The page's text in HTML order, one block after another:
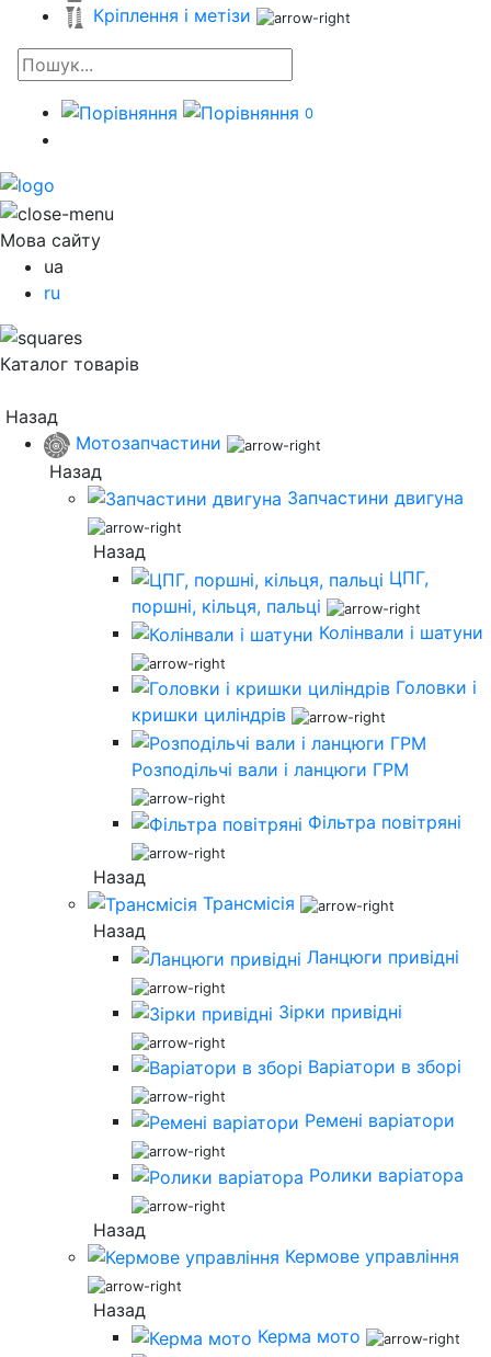
Кріплення і метізи
0
Мова сайту
ua
ru
Каталог товарів
Назад
Мотозапчастини
Назад
Запчастини двигуна
Назад
ЦПГ,
поршні, кільця, пальці
Колінвали і шатуни
Головки і
кришки циліндрів
Розподільчі вали і ланцюги ГРМ
Фільтра повітряні
Назад
Трансмісія
Назад
Ланцюги привідні
Зірки привідні
Варіатори в зборі
Ремені варіатори
Ролики варіатора
Назад
Кермове управління
Назад
Керма мото